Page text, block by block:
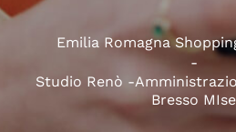
Emilia Romagna
Studio Renò -
Bresso